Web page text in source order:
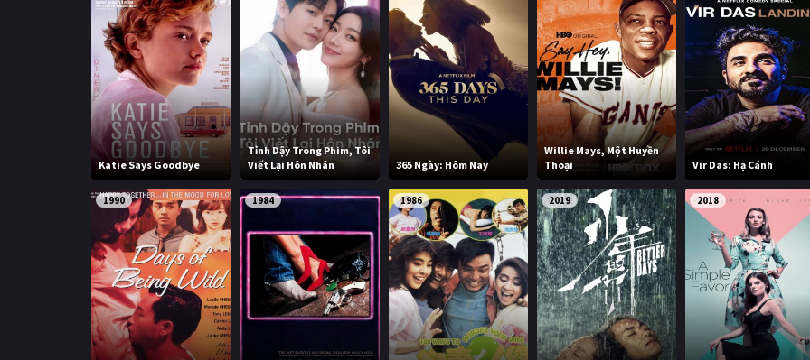
Katie Says Goodbye
Tỉnh Dậy Trong Phim, Tôi
Viết Lại Hôn Nhân
365 Ngày: Hôm Nay
Willie Mays, Một Huyền
Thoại
Vir Das: Hạ Cánh
1990 1984 1986 2019 2018